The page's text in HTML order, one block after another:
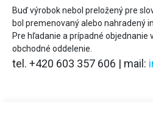
Buď výrobok nebol preložený pre
bol premenovaný alebo nahradený
Pre hľadanie a prípadné objednanie
obchodné oddelenie.
tel. +420 603 357 606 | mail: